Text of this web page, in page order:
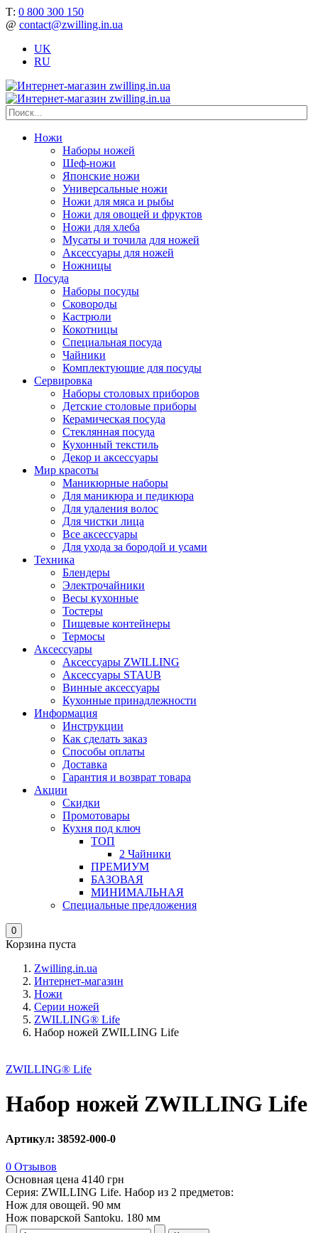
Т: 0 800 300 150
@ contact@zwilling.in.ua
UK
RU
Ножи
Наборы ножей
Шеф-ножи
Японские ножи
Универсальные ножи
Ножи для мяса и рыбы
Ножи для овощей и фруктов
Ножи для хлеба
Мусаты и точила для ножей
Аксессуары для ножей
Ножницы
Посуда
Наборы посуды
Сковороды
Кастрюли
Кокотницы
Специальная посуда
Чайники
Комплектующие для посуды
Сервировка
Наборы столовых приборов
Детские столовые приборы
Керамическая посуда
Стеклянная посуда
Кухонный текстиль
Декор и аксессуары
Мир красоты
Маникюрные наборы
Для маникюра и педикюра
Для удаления волос
Для чистки лица
Все аксессуары
Для ухода за бородой и усами
Техника
Блендеры
Электрочайники
Весы кухонные
Тостеры
Пищевые контейнеры
Термосы
Аксессуары
Аксессуары ZWILLING
Аксессуары STAUB
Винные аксессуары
Кухонные принадлежности
Информация
Инструкции
Как сделать заказ
Способы оплаты
Доставка
Гарантия и возврат товара
Акции
Скидки
Промотовары
Кухня под ключ
ТОП
2 Чайники
ПРЕМИУМ
БАЗОВАЯ
МИНИМАЛЬНАЯ
Специальные предложения
0
Корзина пуста
Zwilling.in.ua
Интернет-магазин
Ножи
Серии ножей
ZWILLING® Life
Набор ножей ZWILLING Life
ZWILLING® Life
Набор ножей ZWILLING Life
Артикул: 38592-000-0
0 Отзывов
Основная цена 4140 грн
Серия: ZWILLING Life. Набор из 2 предметов:
Нож для овощей. 90 мм
Нож поварской Santoku. 180 мм